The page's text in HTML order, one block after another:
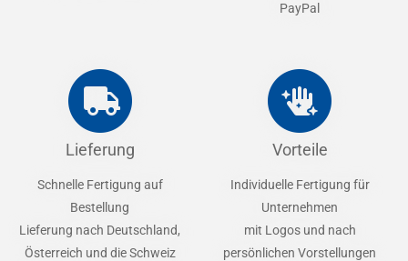
PayPal
Lieferung
Schnelle Fertigung auf
Bestellung
Lieferung nach Deutschland,
Österreich und die Schweiz
Vorteile
Individuelle Fertigung für
Unternehmen
mit Logos und nach
persönlichen Vorstellungen